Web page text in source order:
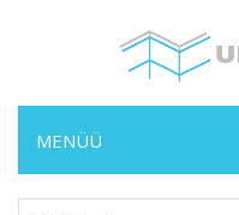
MENÜÜ